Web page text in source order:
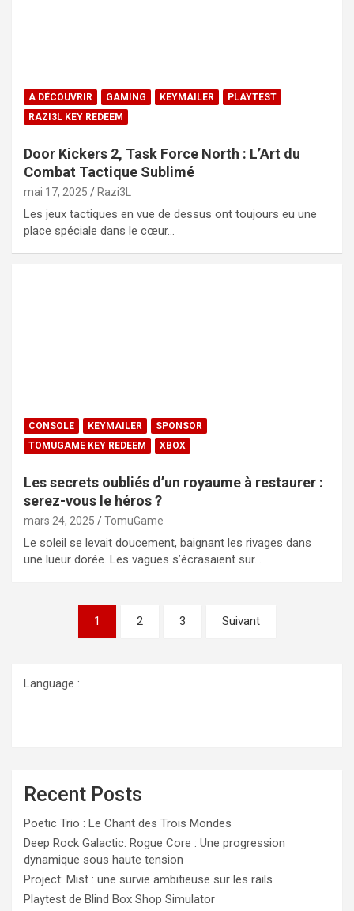
A DÉCOUVRIR GAMING KEYMAILER
PLAYTEST
RAZI3L KEY REDEEM
Door Kickers 2, Task Force North : L’Art du
Combat Tactique Sublimé
mai 17, 2025 Razi3L
Les jeux tactiques en vue de dessus ont toujours eu une
place spéciale dans le cœur…
CONSOLE KEYMAILER
SPONSOR
TOMUGAME KEY REDEEM
XBOX
Les secrets oubliés d’un royaume à restaurer :
serez-vous le héros ?
mars 24, 2025 TomuGame
Le soleil se levait doucement, baignant les rivages dans
une lueur dorée. Les vagues s’écrasaient sur…
Pagination
1 2 3 Suivant
Language :
Recent Posts
Poetic Trio : Le Chant des Trois Mondes
Deep Rock Galactic: Rogue Core : Une progression
dynamique sous haute tension
Project: Mist : une survie ambitieuse sur les rails
Playtest de Blind Box Shop Simulator